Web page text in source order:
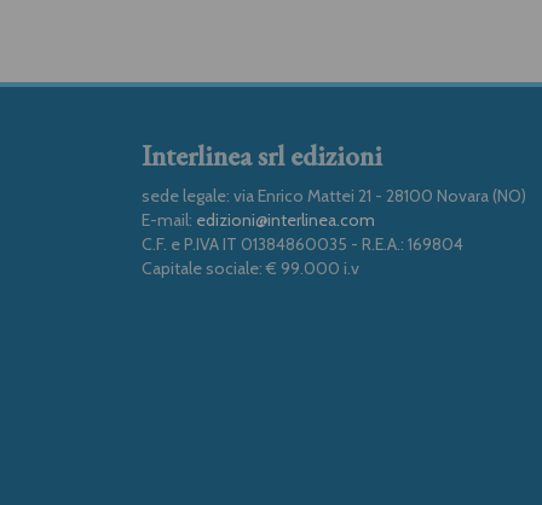
Interlinea srl edizioni
sede legale: via Enrico Mattei 21 - 28100 Novara (NO)
E-mail: edizioni@interlinea.com
C.F. e P.IVA IT 01384860035 - R.E.A.: 169804
Capitale sociale: € 99.000 i.v